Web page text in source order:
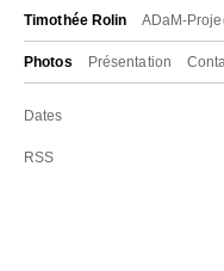
Timothée Rolin ADaM-
Photos Présentation
Dates
RSS